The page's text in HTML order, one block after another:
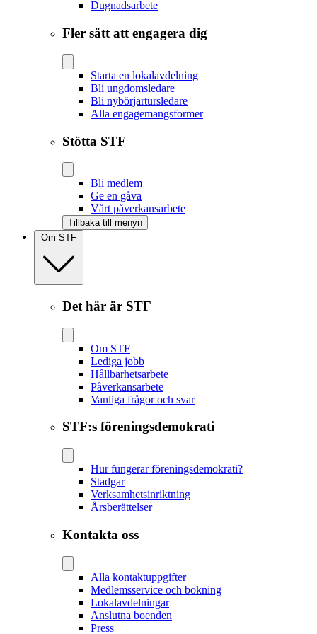
Dugnadsarbete
Fler sätt att engagera dig
Starta en lokalavdelning
Bli ungdomsledare
Bli nybörjartursledare
Alla engagemangsformer
Stötta STF
Bli medlem
Ge en gåva
Vårt påverkansarbete
Tillbaka till menyn
Om STF
Det här är STF
Om STF
Lediga jobb
Hållbarhetsarbete
Påverkansarbete
Vanliga frågor och svar
STF:s föreningsdemokrati
Hur fungerar föreningsdemokrati?
Stadgar
Verksamhetsinriktning
Årsberättelser
Kontakta oss
Alla kontaktuppgifter
Medlemsservice och bokning
Lokalavdelningar
Anslutna boenden
Press